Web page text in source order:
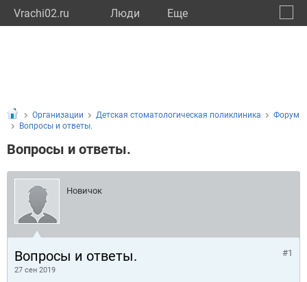
Vrachi02.ru Люди Eще
Организации Детская стоматологическая поликлиника
Форум
Вопросы и ответы.
Вопросы и ответы.
Новичок
Вопросы и ответы.
27 сен 2019
#1